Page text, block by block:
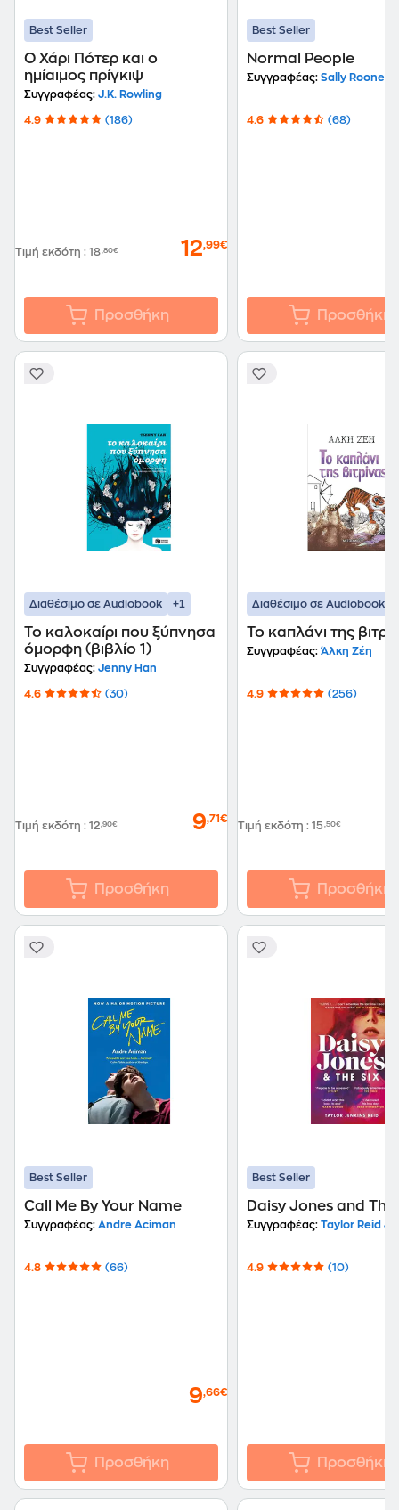
Best Seller
Ο Χάρι Πότερ και ο
ημίαιμος πρίγκιψ
Συγγραφέας: J.K. Rowling
4.9 (186)
Τιμή εκδότη : 18,80€ 12,99€
Προσθήκη
Best Seller
Normal People
Συγγραφέας: Sally Rooney
4.6 (68)
Προσθήκη
Διαθέσιμο σε Audiobook +1
Το καλοκαίρι που ξύπνησα
όμορφη (βιβλίο 1)
Συγγραφέας: Jenny Han
4.6 (30)
Τιμή εκδότη : 12,90€ 9,71€
Προσθήκη
Διαθέσιμο σε Audiobook
Το καπλάνι της
Συγγραφέας: Άλκη Ζέη
4.9 (256)
Τιμή εκδότη : 15,50€
Προσθήκη
Best Seller
Call Me By Your Name
Συγγραφέας: Andre Aciman
4.8 (66)
9,66€
Προσθήκη
Best Seller
Daisy Jones and The
Συγγραφέας: Taylor Reid
4.9 (10)
Προσθήκη